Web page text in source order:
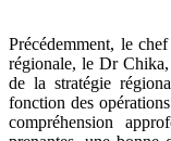
Précédemment, le
régionale, le Dr
de la stratégie
fonction des
compréhension